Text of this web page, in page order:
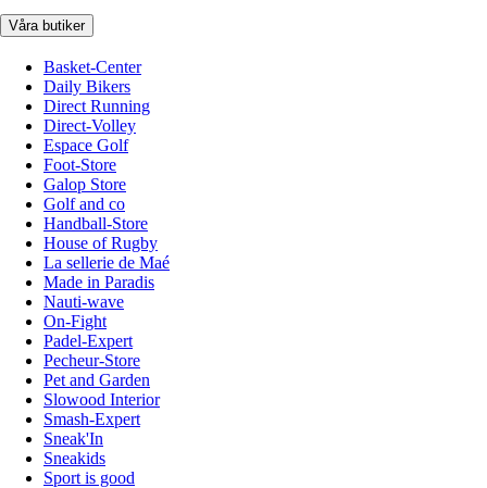
Våra butiker
Basket-Center
Daily Bikers
Direct Running
Direct-Volley
Espace Golf
Foot-Store
Galop Store
Golf and co
Handball-Store
House of Rugby
La sellerie de Maé
Made in Paradis
Nauti-wave
On-Fight
Padel-Expert
Pecheur-Store
Pet and Garden
Slowood Interior
Smash-Expert
Sneak'In
Sneakids
Sport is good